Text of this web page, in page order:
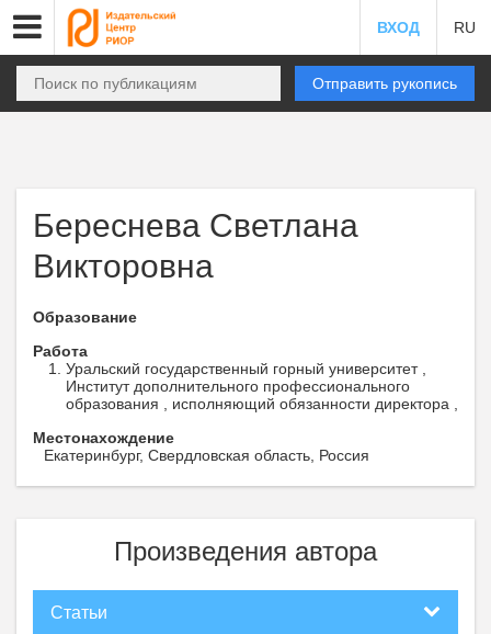
ВХОД RU
Отправить рукопись
Береснева Светлана
Викторовна
Образование
Работа
Уральский государственный горный университет ,
Институт дополнительного профессионального
образования , исполняющий обязанности директора ,
Местонахождение
Екатеринбург, Свердловская область, Россия
Произведения автора
Статьи